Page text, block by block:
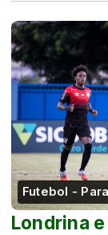
Futebol -
Londrina